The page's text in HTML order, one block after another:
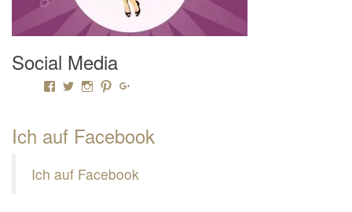
Social Media
Profil von Mamili1910 auf Facebook anzeigen
Profil von Mamili1910 auf Twitter anzeigen
Profil von Mamili1910 auf Instagram anzeigen
Profil von Mamili1910 auf Pinterest anzeigen
Ich auf Facebook
Ich auf Facebook